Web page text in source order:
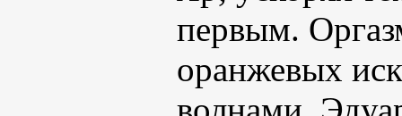
первым.
оранжевых